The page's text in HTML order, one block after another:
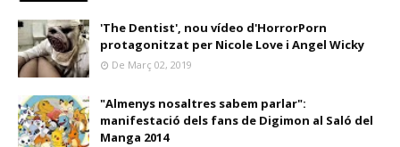
'The Dentist', nou vídeo d'HorrorPorn
protagonitzat per Nicole Love i Angel Wicky
De Març 02, 2019
"Almenys nosaltres sabem parlar":
manifestació dels fans de Digimon al Saló del
Manga 2014